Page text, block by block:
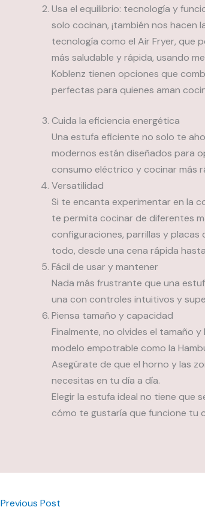
Usa el equilibrio: tecnología y
solo cocinan, ¡también nos hacen
tecnología como el Air Fryer, que
más saludable y rápida, usando
Koblenz tienen opciones que
perfectas para quienes aman
Cuida la eficiencia energética
Una estufa eficiente no solo te
modernos están diseñados para
consumo eléctrico y cocinar más
Versatilidad
Si te encanta experimentar en la
te permita cocinar de diferentes
configuraciones, parrillas y
todo, desde una cena rápida
Fácil de usar y mantener
Nada más frustrante que una
una con controles intuitivos y
Piensa tamaño y capacidad
Finalmente, no olvides el tamaño
modelo empotrable como la
Asegúrate de que el horno y las
necesitas en tu día a día.
Elegir la estufa ideal no tiene que
cómo te gustaría que funcione tu
Previous Post